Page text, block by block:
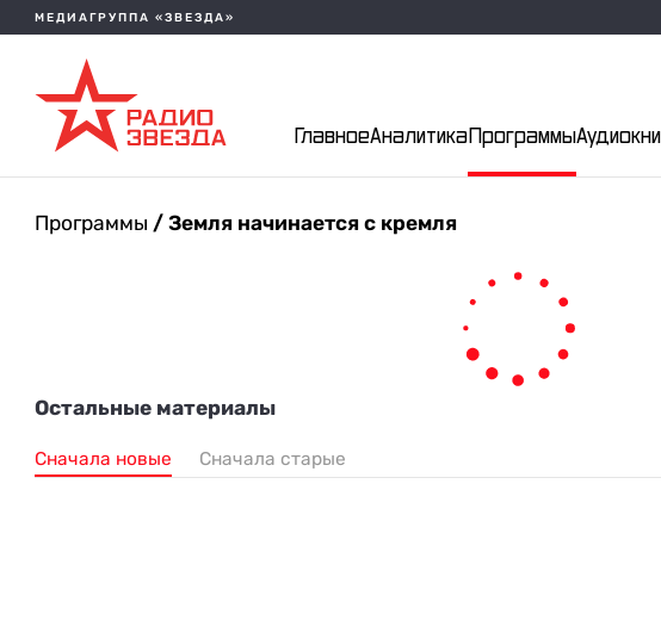
МЕДИАГРУППА «ЗВЕЗДА»
ГлавноеАналитикаПрограммы
Программы / Земля начинается с кремля
Остальные материалы
Сначала новые Сначала старые